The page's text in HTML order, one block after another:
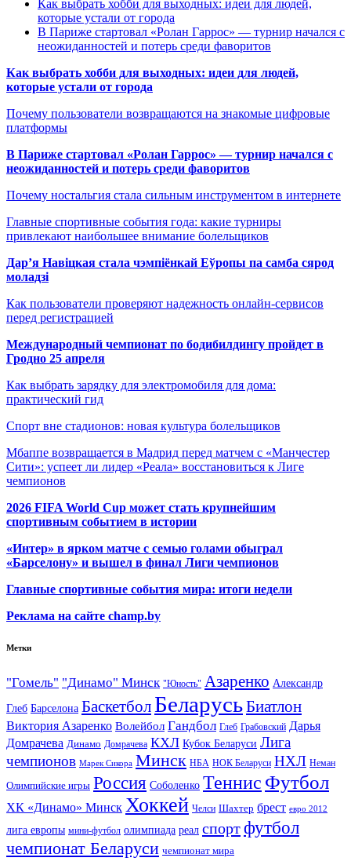
Как выбрать хобби для выходных: идеи для людей,
которые устали от города
В Париже стартовал «Ролан Гаррос» — турнир начался с
неожиданностей и потерь среди фаворитов
Как выбрать хобби для выходных: идеи для людей,
которые устали от города
Почему пользователи возвращаются на знакомые цифровые
платформы
В Париже стартовал «Ролан Гаррос» — турнир начался с
неожиданностей и потерь среди фаворитов
Почему ностальгия стала сильным инструментом в интернете
Главные спортивные события года: какие турниры
привлекают наибольшее внимание болельщиков
Дар’я Навіцкая стала чэмпіёнкай Еўропы па самба сярод
моладзі
Как пользователи проверяют надежность онлайн-сервисов
перед регистрацией
Международный чемпионат по бодибилдингу пройдет в
Гродно 25 апреля
Как выбрать зарядку для электромобиля для дома:
практический гид
Спорт вне стадионов: новая культура болельщиков
Мбаппе возвращается в Мадрид перед матчем с «Манчестер
Сити»: успеет ли лидер «Реала» восстановиться к Лиге
чемпионов
2026 FIFA World Cup может стать крупнейшим
спортивным событием в истории
«Интер» в ярком матче с семью голами обыграл
«Барселону» и вышел в финал Лиги чемпионов
Главные спортивные события мира: итоги недели
Реклама на сайте champ.by
Метки
"Гомель" "Динамо" Минск "Юность" Азаренко Александр
Глеб Барселона Баскетбол БеларусьБиатлон
Виктория Азаренко Волейбол Гандбол Глеб Грабовский Дарья
Домрачева Динамо Домрачева КХЛ Кубок Беларуси Лига
чемпионов Марек Сикора Минск НБА НОК Беларуси НХЛ Неман
Олимпийские игры Россия Соболенко Теннис Футбол
ХК «Динамо» Минск Хоккей Челси Шахтер брест евро 2012
лига европы мини-футбол олимпиада реал спортфутбол
чемпионат Беларуси чемпионат мира